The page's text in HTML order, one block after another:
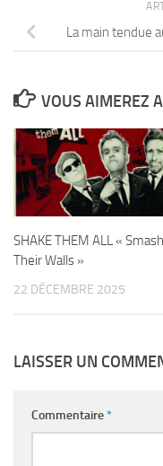
La main tendue
VOUS AIMEREZ
SHAKE THEM ALL « Smash
Their Walls »
22 DÉCEMBRE 2025
LAISSER UN
Commentaire*